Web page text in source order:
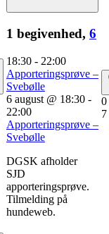
1 begivenhed, 6
18:30 - 22:00
Apporteringsprøve –
Svebølle
6 august @ 18:30 -
22:00
Apporteringsprøve –
Svebølle
DGSK afholder
SJD
apporteringsprøve.
Tilmelding på
hundeweb.
0
7